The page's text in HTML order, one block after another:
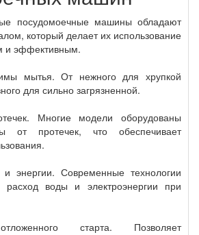
посудомоечные машины обладают
который делает их использование
и эффективным.
мытья. От нежного для хрупкой
для сильно загрязненной.
Многие модели оборудованы
от протечек, что обеспечивает
энергии. Современные технологии
расход воды и электроэнергии при
старта. Позволяет